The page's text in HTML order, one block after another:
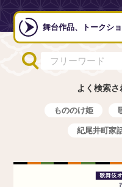
舞台作品、トークシ
よく検索
もののけ姫
紀尾井町家